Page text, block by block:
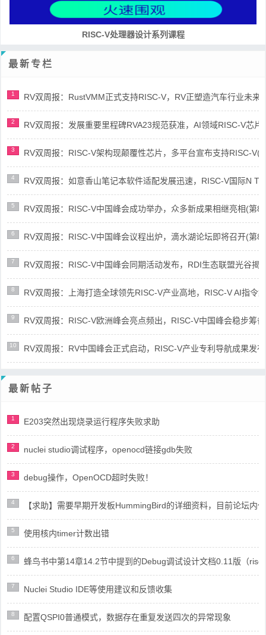
RISC-V处理器设计系列课程
最新专栏
1 RV双周报：RustVMM正式支持RISC-V，RV正塑造汽车行业未来
2 RV双周报：发展重要里程碑RVA23规范获准，AI领域RISC-V芯
3 RV双周报：RISC-V架构现颠覆性芯片，多平台宣布支持RISC-V(
4 RV双周报：如意香山笔记本软件适配发展迅速，RISC-V国际N
5 RV双周报：RISC-V中国峰会成功举办，众多新成果相继亮相(第
6 RV双周报：RISC-V中国峰会议程出炉，滴水湖论坛即将召开(第
7 RV双周报：RISC-V中国峰会同期活动发布，RDI生态联盟光谷揭
8 RV双周报：上海打造全球领先RISC-V产业高地，RISC-V AI指令
9 RV双周报：RISC-V欧洲峰会亮点频出，RISC-V中国峰会稳步筹
10 RV双周报：RV中国峰会正式启动，RISC-V产业专利导航成果发
最新帖子
1 E203突然出现烧录运行程序失败求助
2 nuclei studio调试程序，openocd链接gdb失败
3 debug操作，OpenOCD超时失败！
4 【求助】需要早期开发板HummingBird的详细资料，目前论坛内
5 使用核内timer计数出错
6 蜂鸟书中第14章14.2节中提到的Debug调试设计文档0.11版（
7 Nuclei Studio IDE等使用建议和反馈收集
8 配置QSPI0普通模式，数据存在重复发送四次的异常现象